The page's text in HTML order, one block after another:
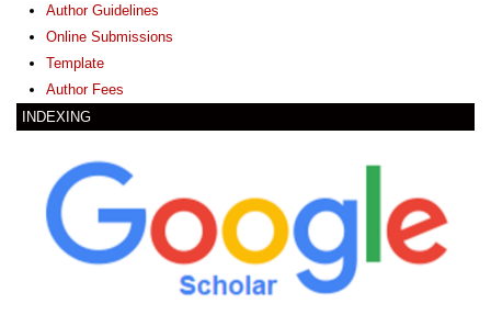
Author Guidelines
Online Submissions
Template
Author Fees
INDEXING